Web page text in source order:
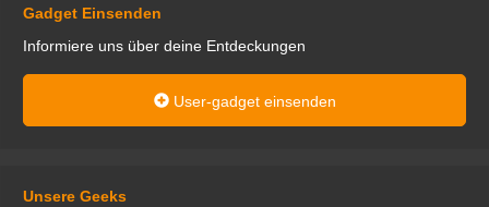
Gadget Einsenden
Informiere uns über deine Entdeckungen
User-gadget einsenden
Unsere Geeks